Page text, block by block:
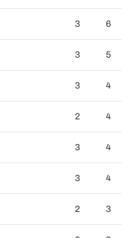
3 6
3 5
3 4
2 4
3 4
3 4
2 3